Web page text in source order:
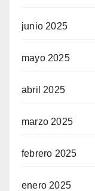
junio 2025
mayo 2025
abril 2025
marzo 2025
febrero 2025
enero 2025